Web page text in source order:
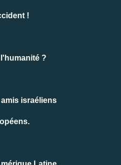
!
?
israéliens